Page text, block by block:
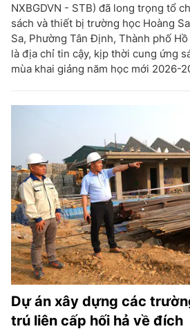
NXBGDVN - STB) đã long trọng tổ
sách và thiết bị trường học Hoàng
Sa, Phường Tân Định, Thành phố
là địa chỉ tin cậy, kịp thời cung ứng
mùa khai giảng năm học mới 2026-
Dự án xây dựng các
trú liên cấp hối hả về đích